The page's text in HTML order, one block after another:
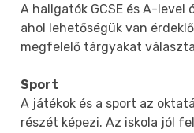
A hallgatók GCSE és A-level
ahol lehetőségük van
megfelelő tárgyakat
Sport
A játékok és a sport az
részét képezi. Az iskola jól